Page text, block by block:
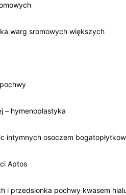
warg sromowych większych
– hymenoplastyka
intymnych osoczem
Aptos
i przedsionka pochwy kwasem